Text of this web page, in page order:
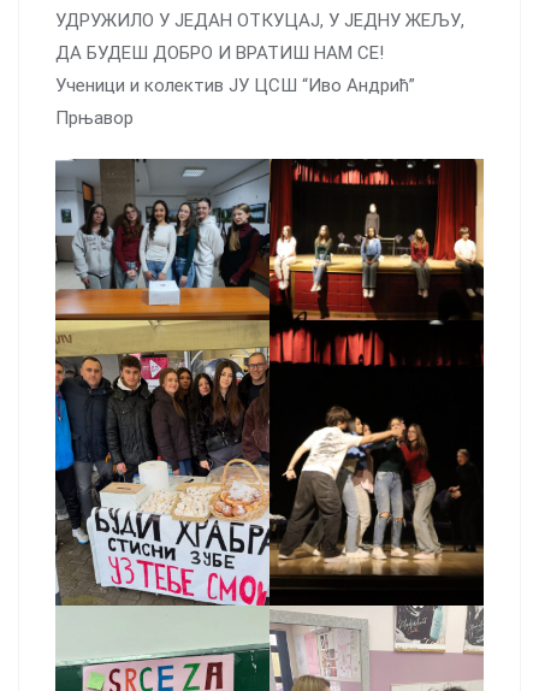
УДРУЖИЛО У ЈЕДАН ОТКУЦАЈ, У ЈЕДНУ ЖЕЉУ,
ДА БУДЕШ ДОБРО И ВРАТИШ НАМ СЕ!
Ученици и колектив ЈУ ЦСШ “Иво Андрић”
Прњавор